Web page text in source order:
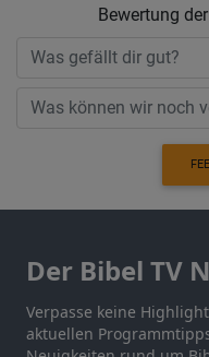
Bewertung
Der Bibel TV
Verpasse keine
aktuellen